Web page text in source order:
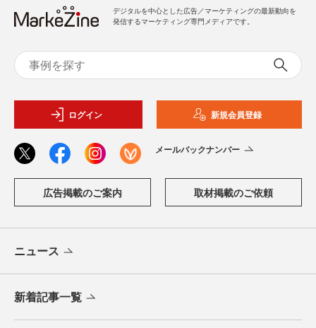
デジタルを中心とした広告／マーケティングの最新動向を
発信するマーケティング専門メディアです。
ログイン 新規会員登録
メールバックナンバー
広告掲載のご案内 取材掲載のご依頼
ニュース
新着記事一覧